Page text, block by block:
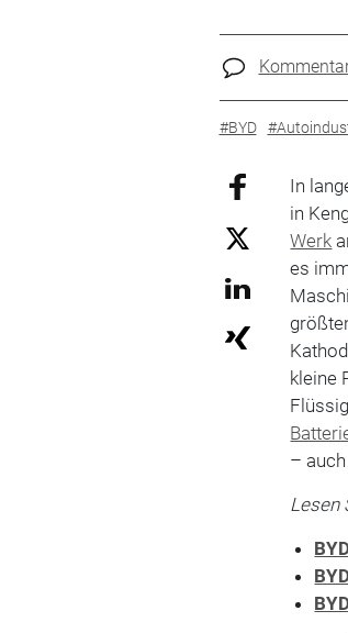
#BYD
In
in
Werk
es
kleine
–
Lesen